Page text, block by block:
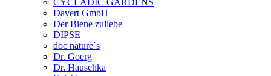
CYCLADIC GARDENS
Davert GmbH
Der Biene zuliebe
DIPSE
doc nature´s
Dr. Goerg
Dr. Hauschka